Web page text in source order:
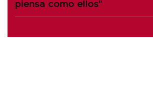
piensa como ellos"